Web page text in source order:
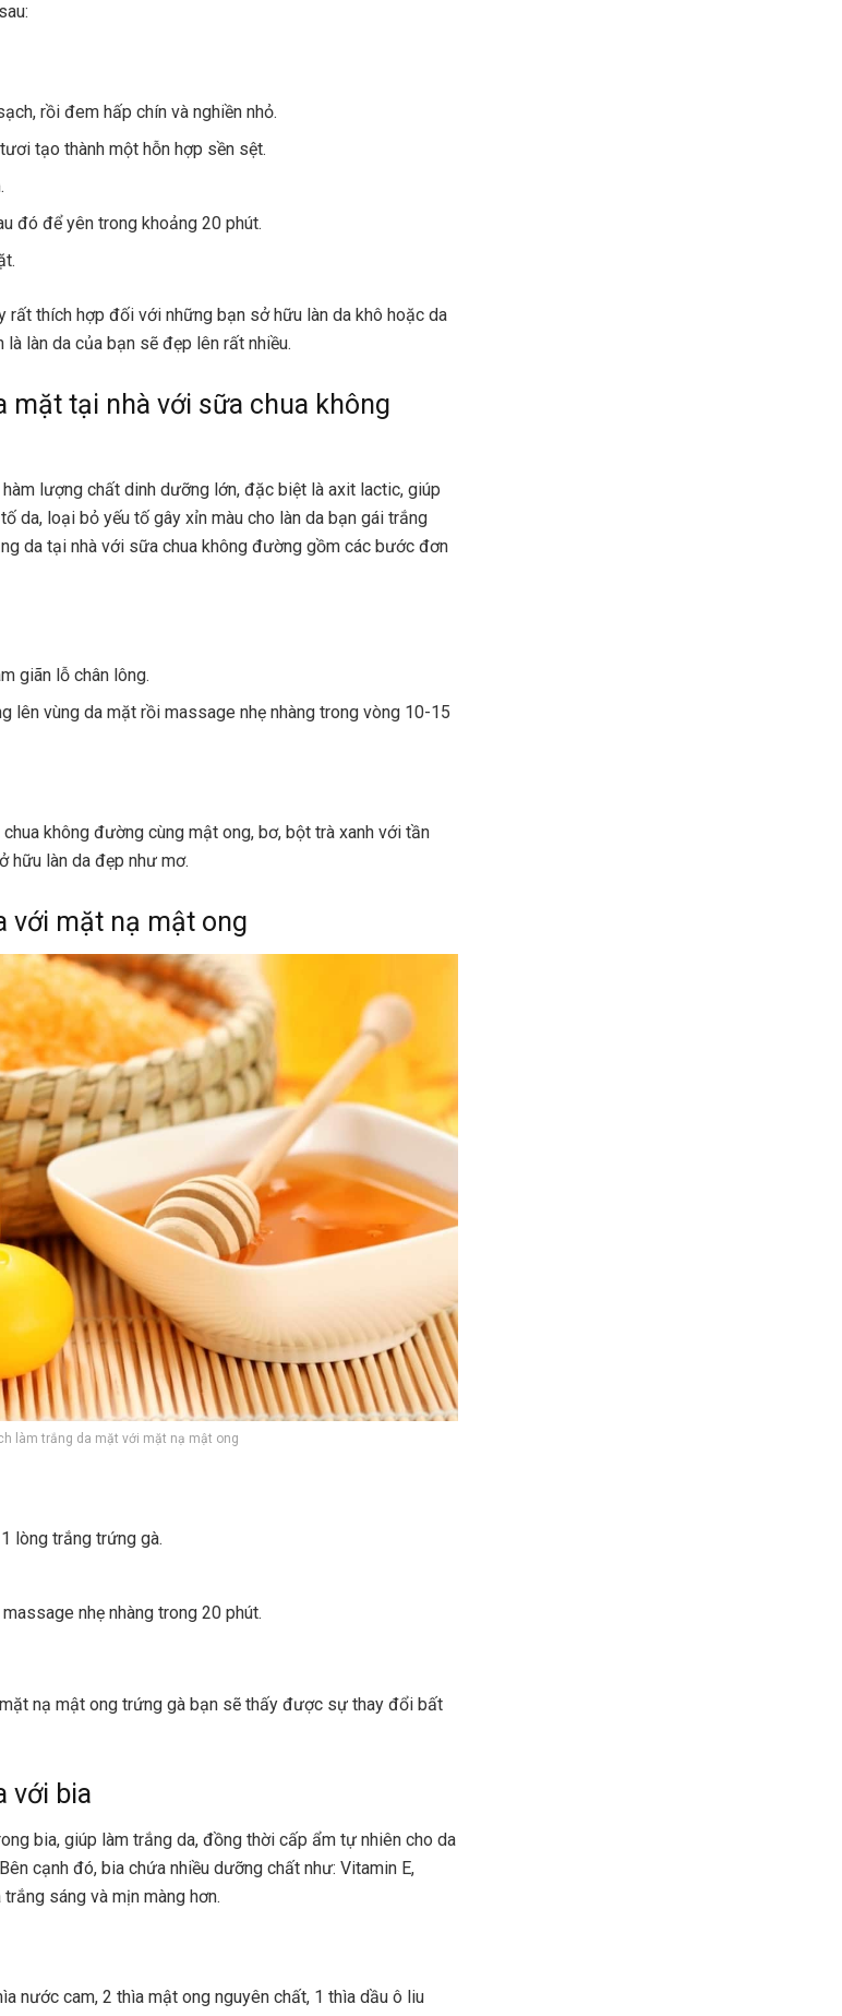
rồi đem hấp chín và nghiền nhỏ.
tạo thành một hỗn hợp sền sệt.
đó để yên trong khoảng 20 phút.
rất thích hợp đối với những bạn sở hữu làn da khô hoặc da
làn da của bạn sẽ đẹp lên rất nhiều.
mặt tại nhà với sữa chua không
lượng chất dinh dưỡng lớn, đặc biệt là axit lactic, giúp
da, loại bỏ yếu tố gây xỉn màu cho làn da bạn gái trắng
da tại nhà với sữa chua không đường gồm các bước đơn
giãn lỗ chân lông.
lên vùng da mặt rồi massage nhẹ nhàng trong vòng 10-15
không đường cùng mật ong, bơ, bột trà xanh với tần
hữu làn da đẹp như mơ.
với mặt nạ mật ong
làm trắng da mặt với mặt nạ mật ong
lòng trắng trứng gà.
nhẹ nhàng trong 20 phút.
nạ mật ong trứng gà bạn sẽ thấy được sự thay đổi bất
với bia
bia, giúp làm trắng da, đồng thời cấp ẩm tự nhiên cho da
cạnh đó, bia chứa nhiều dưỡng chất như: Vitamin E,
sáng và mịn màng hơn.
nước cam, 2 thìa mật ong nguyên chất, 1 thìa dầu ô liu